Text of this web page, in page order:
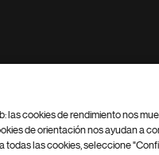
las cookies de rendimiento nos
de orientación nos ayudan a
todas las cookies, seleccione